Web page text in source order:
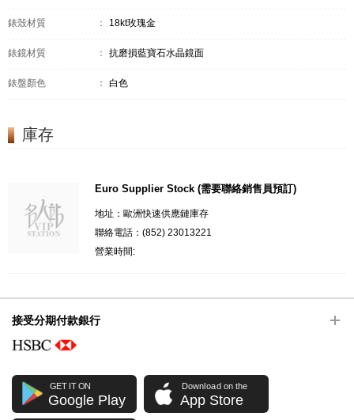
錶殼材質 ： 18kt玫瑰金
錶鏡材質 ： 抗磨損藍寶石水晶鏡面
錶盤顏色 ： 白色
庫存
Euro Supplier Stock (需要聯絡銷售員預訂)
地址：歐洲快速供應鏈庫存
聯絡電話：(852) 23013221
營業時間:
接受分期付款銀行
GET IT ON
Google Play
Download on the
App Store